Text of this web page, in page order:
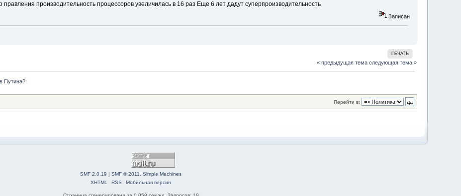
правления производительность процессоров увеличилась в 16 раз Еще 6 лет дадут суперпроизводительность
Записан
ПЕЧАТЬ
« предыдущая тема следующая тема »
Путина?
Перейти в:
SMF 2.0.19 | SMF © 2011
Simple Machines
XHTML
RSS Мобильная версия